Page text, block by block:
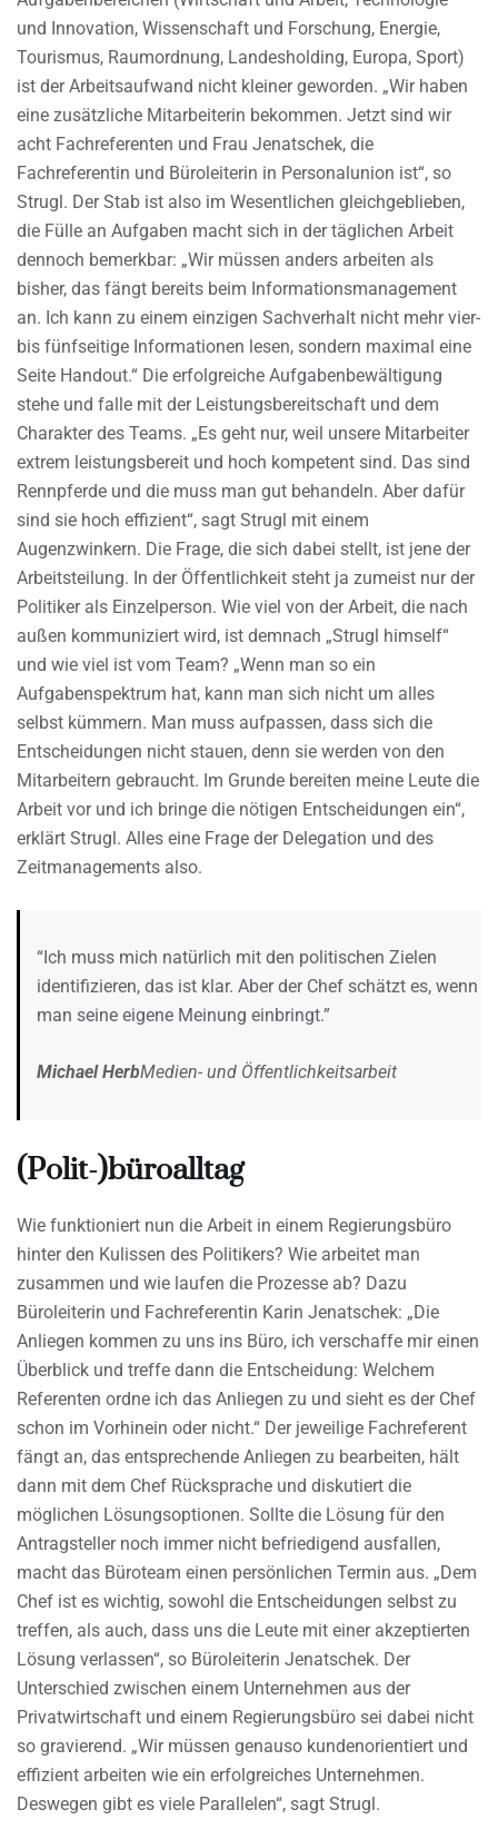
und Innovation, Wissenschaft und Forschung, Energie,
Tourismus, Raumordnung, Landesholding, Europa, Sport)
ist der Arbeitsaufwand nicht kleiner geworden. „Wir haben
eine zusätzliche Mitarbeiterin bekommen. Jetzt sind wir
acht Fachreferenten und Frau Jenatschek, die
Fachreferentin und Büroleiterin in Personalunion ist“, so
Strugl. Der Stab ist also im Wesentlichen gleichgeblieben,
die Fülle an Aufgaben macht sich in der täglichen Arbeit
dennoch bemerkbar: „Wir müssen anders arbeiten als
bisher, das fängt bereits beim Informationsmanagement
an. Ich kann zu einem einzigen Sachverhalt nicht mehr vier-
bis fünfseitige Informationen lesen, sondern maximal eine
Seite Handout.“ Die erfolgreiche Aufgabenbewältigung
stehe und falle mit der Leistungsbereitschaft und dem
Charakter des Teams. „Es geht nur, weil unsere Mitarbeiter
extrem leistungsbereit und hoch kompetent sind. Das sind
Rennpferde und die muss man gut behandeln. Aber dafür
sind sie hoch effizient“, sagt Strugl mit einem
Augenzwinkern. Die Frage, die sich dabei stellt, ist jene der
Arbeitsteilung. In der Öffentlichkeit steht ja zumeist nur der
Politiker als Einzelperson. Wie viel von der Arbeit, die nach
außen kommuniziert wird, ist demnach „Strugl himself“
und wie viel ist vom Team? „Wenn man so ein
Aufgabenspektrum hat, kann man sich nicht um alles
selbst kümmern. Man muss aufpassen, dass sich die
Entscheidungen nicht stauen, denn sie werden von den
Mitarbeitern gebraucht. Im Grunde bereiten meine Leute die
Arbeit vor und ich bringe die nötigen Entscheidungen ein“,
erklärt Strugl. Alles eine Frage der Delegation und des
Zeitmanagements also.
“Ich muss mich natürlich mit den politischen Zielen
identifizieren, das ist klar. Aber der Chef schätzt es, wenn
man seine eigene Meinung einbringt.”
Michael HerbMedien- und Öffentlichkeitsarbeit
(Polit-)büroalltag
Wie funktioniert nun die Arbeit in einem Regierungsbüro
hinter den Kulissen des Politikers? Wie arbeitet man
zusammen und wie laufen die Prozesse ab? Dazu
Büroleiterin und Fachreferentin Karin Jenatschek: „Die
Anliegen kommen zu uns ins Büro, ich verschaffe mir einen
Überblick und treffe dann die Entscheidung: Welchem
Referenten ordne ich das Anliegen zu und sieht es der Chef
schon im Vorhinein oder nicht.“ Der jeweilige Fachreferent
fängt an, das entsprechende Anliegen zu bearbeiten, hält
dann mit dem Chef Rücksprache und diskutiert die
möglichen Lösungsoptionen. Sollte die Lösung für den
Antragsteller noch immer nicht befriedigend ausfallen,
macht das Büroteam einen persönlichen Termin aus. „Dem
Chef ist es wichtig, sowohl die Entscheidungen selbst zu
treffen, als auch, dass uns die Leute mit einer akzeptierten
Lösung verlassen“, so Büroleiterin Jenatschek. Der
Unterschied zwischen einem Unternehmen aus der
Privatwirtschaft und einem Regierungsbüro sei dabei nicht
so gravierend. „Wir müssen genauso kundenorientiert und
effizient arbeiten wie ein erfolgreiches Unternehmen.
Deswegen gibt es viele Parallelen“, sagt Strugl.